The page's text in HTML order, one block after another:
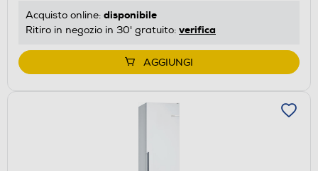
energetico
di
Acquisto online: disponibile
Ritiro in negozio in 30' gratuito: verifica
AGGIUNGI